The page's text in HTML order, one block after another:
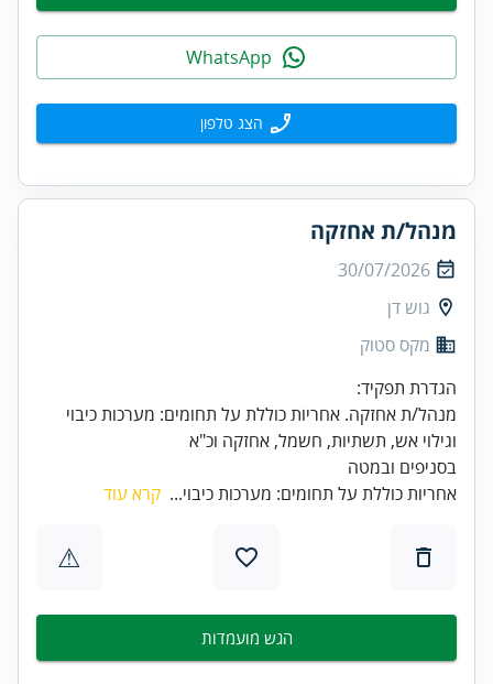
הצג טלפון
מנהל/ת אחזקה
30/07/2026
גוש דן
מקס סטוק
מנהל/ת אחזקה. אחריות כוללת על תחומים: מערכות כיבוי
בסניפים ובמטה
אחריות כוללת על תחומים: מערכות כיבוי... קרא עוד
⚠
הגש מועמדות